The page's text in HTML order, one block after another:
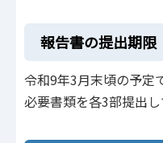
報告書の提出期限
令和9年3月末頃の予定
必要書類を各3部提出し